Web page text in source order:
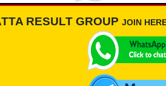
RESULT GROUP JOIN HERE